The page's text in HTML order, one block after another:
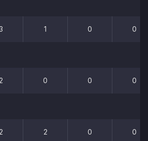
1 0 0
2 0 0 0
2 2 0 0